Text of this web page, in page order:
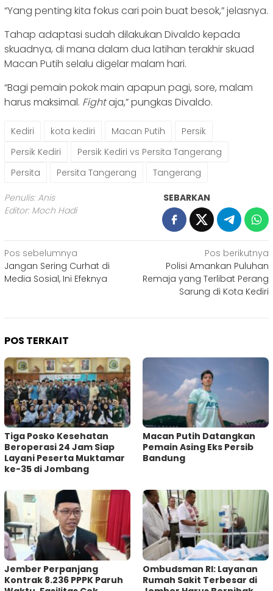
“Yang penting kita fokus cari poin buat besok,” jelasnya.
Tahap adaptasi sudah dilakukan Divaldo kepada
skuadnya, di mana dalam dua latihan terakhir skuad
Macan Putih selalu digelar malam hari.
“Bagi pemain pokok main apapun pagi, sore, malam
harus maksimal. Fightaja,” pungkas Divaldo.
Kediri kota kediri Macan Putih
Persik
Persik Kediri
Persik Kediri vs Persita Tangerang
Persita
Persita Tangerang Tangerang
Penulis: Anis
Editor: Moch Hadi
SEBARKAN
Navigasi
pos
Pos sebelumnya
Jangan Sering Curhat di
Media Sosial, Ini Efeknya
Pos berikutnya
Polisi Amankan Puluhan
Remaja yang Terlibat Perang
Sarung di Kota Kediri
POS TERKAIT
Tiga Posko Kesehatan
Beroperasi 24 Jam Siap
Layani Peserta Muktamar
ke-35 di Jombang
Macan Putih Datangkan
Pemain Asing Eks Persib
Bandung
Jember Perpanjang
Kontrak 8.236 PPPK Paruh
Ombudsman RI: Layanan
Rumah Sakit Terbesar di